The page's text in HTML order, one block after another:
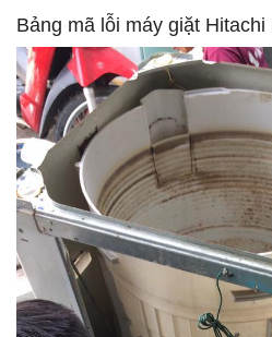
Bảng mã lỗi máy giặt